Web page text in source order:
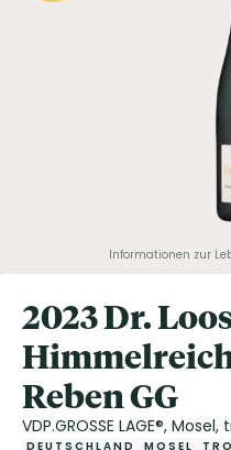
Informationen zur
2023 Dr.
Reben GG
VDP.GROSSE LAGE®,
DEUTSCHLAND MOSEL